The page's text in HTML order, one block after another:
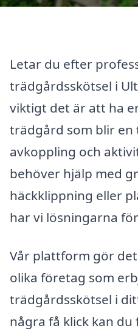
Letar du efter
trädgårdsskötsel i
viktigt det är att ha
trädgård som blir en
avkoppling och
behöver hjälp med
häckklippning eller
har vi lösningarna
Vår plattform gör
olika företag som
trädgårdsskötsel i
några få klick kan